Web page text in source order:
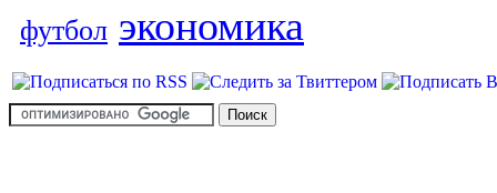
футбол экономика